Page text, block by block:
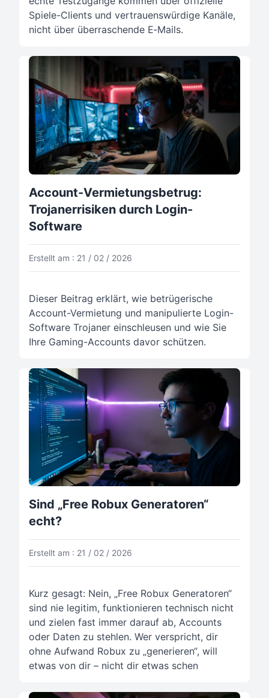
Spiele-Clients und vertrauenswürdige Kanäle,
nicht über überraschende E‑Mails.
Account-Vermietungsbetrug:
Trojanerrisiken durch Login-
Software
Erstellt am : 21 / 02 / 2026
Dieser Beitrag erklärt, wie betrügerische
Account-Vermietung und manipulierte Login-
Software Trojaner einschleusen und wie Sie
Ihre Gaming-Accounts davor schützen.
Sind „Free Robux Generatoren“
echt?
Erstellt am : 21 / 02 / 2026
Kurz gesagt: Nein, „Free Robux Generatoren“
sind nie legitim, funktionieren technisch nicht
und zielen fast immer darauf ab, Accounts
oder Daten zu stehlen. Wer verspricht, dir
ohne Aufwand Robux zu „generieren“, will
etwas von dir – nicht dir etwas schen